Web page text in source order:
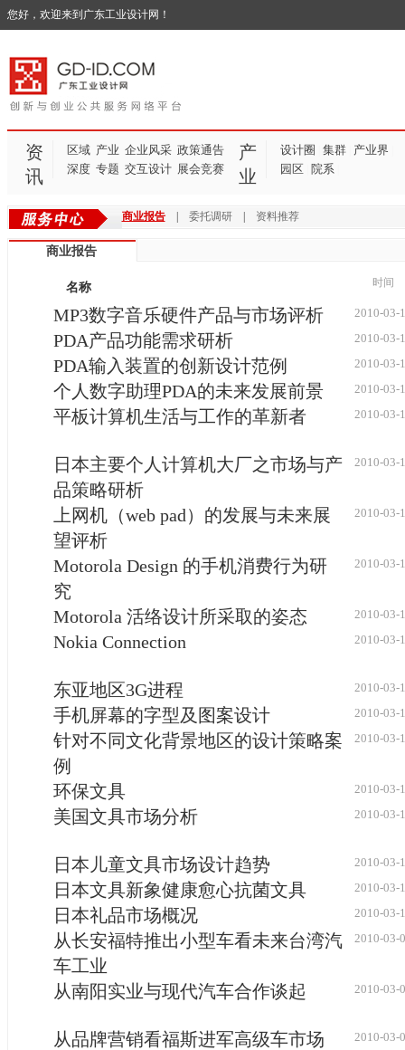
您好，欢迎来到广东工业设计网！
资
讯
区域 产业 企业风采 政策通告
深度 专题 交互设计 展会竞赛
产
业
设计圈 集群| 产业界
园区 院系|
商业报告| 委托调研| 资料推荐
商业报告
时间
名称
2010-03-
MP3数字音乐硬件产品与市场评析
2010-03-
PDA产品功能需求研析
2010-03-
PDA输入装置的创新设计范例
2010-03-
个人数字助理PDA的未来发展前景
2010-03-
平板计算机生活与工作的革新者
2010-03-
日本主要个人计算机大厂之市场与产
品策略研析
2010-03-
上网机（web pad）的发展与未来展
望评析
2010-03-
Motorola Design 的手机消费行为研
究
2010-03-
Motorola 活络设计所采取的姿态
2010-03-
Nokia Connection
2010-03-
东亚地区3G进程
2010-03-
手机屏幕的字型及图案设计
2010-03-
针对不同文化背景地区的设计策略案
例
2010-03-
环保文具
2010-03-
美国文具市场分析
2010-03-
日本儿童文具市场设计趋势
2010-03-
日本文具新象健康愈心抗菌文具
2010-03-
日本礼品市场概况
2010-03-
从长安福特推出小型车看未来台湾汽
车工业
2010-03-
从南阳实业与现代汽车合作谈起
2010-03-
从品牌营销看福斯进军高级车市场